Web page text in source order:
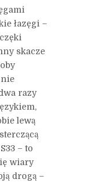
łazęgi –
skacze
razy
lewą
– to
wiary
drogą –